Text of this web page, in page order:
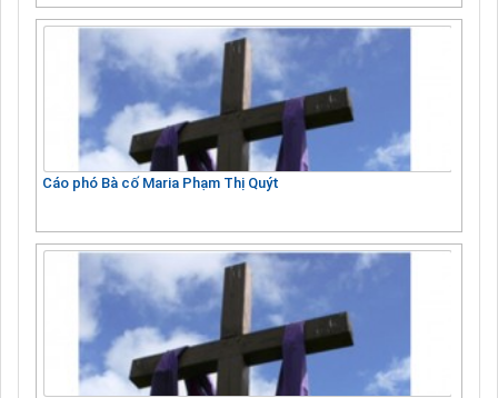
Cáo phó Bà cố Maria Phạm Thị Quýt